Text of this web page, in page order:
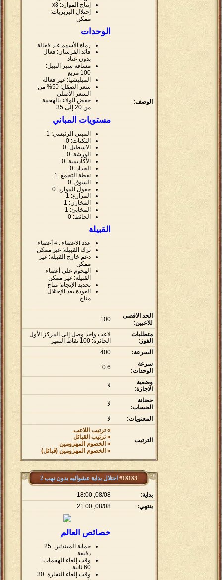
الوصف:
إنتاج الموارد: x8
إحتلال البربريات:
ممكن
الوحدات
رماة الأسهم:غير فعالة
قائد الفرسان: فعال
بدون عتاد
مسافة سير النبيل:
100 مربع
الميليشيا: غير فعالة
سعر الصقل: 50% من
السعر الأصلي
خفض الولاء بالهجمة:
من 20 إلى 35
مستويات المباني
المبنى الرئيسي: 1
الثكنات: 0
الاسطبل: 0
الورشة: 0
الأكاديمية: 0
الحداد: 0
نقطة التجمع: 1
السوق: 0
حقول الموارد: 0
المزارع: 1
المخازن: 1
المخابئ: 1
الحائط: 0
القبيلة
عدد الاعضاء : 4 أعضاء
ترك القبيلة: غير ممكن
دعم خارج القبيلة: غير
ممكن
الهجوم على أعضاء
القبيلة: غير ممكن
تحديد الإتجاه: متاح
العودة بعد الإحتلال:
متاح
الحد الاقصى
للاعبين:
100
متطلبات
الفوز:
لاعب واحد وصل إلى المركز الأول
الجائزة: 100 نقاط التميز
السرعة:
400
سرعة
الوحدات:
0.6
وضعية
الاجازة:
لا
حضانة
الحساب:
لا
المعنويات: لا
الترتيب
» ترتيب اللاعب
» ترتيب القبائل
» الخصوم المهزومين
» الخصوم المهزومين (قبائل)
#18183 احتلال بداية عشوائيه بدون نهب 2
بداية:
08/08, 18:00
ينتهي:
08/08, 21:00
خصائص العالم
حماية المبتدئين: 25
دقيقة
وقت إلغاء الهجمات:
60 ثانية
وقت إلغاء التجارة: 30